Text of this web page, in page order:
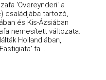
'Overeynderi' a
családjába tartozó,
és Kis-Ázsiában
nemesített változata.
Hollandiában,
fa ...